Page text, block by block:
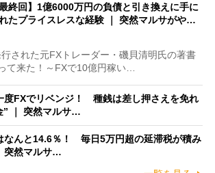
最終回】1億6000万円の負債と引き換えに手に
たプライスレスな経験 ｜ 突然マルサがや…
された元FXトレーダー・磯貝清明氏の著書
て来た！～FXで10億円稼い…
度FXでリベンジ！ 種銭は差し押さえを免れ
” ｜ 突然マルサ…
なんと14.6％！ 毎日5万円超の延滞税が積み
突然マルサ…